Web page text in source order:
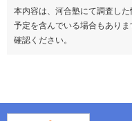
本内容は、河合塾にて調査し
予定を含んでいる場合もあり
確認ください。